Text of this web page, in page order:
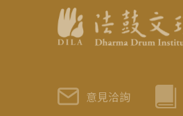
意見洽詢